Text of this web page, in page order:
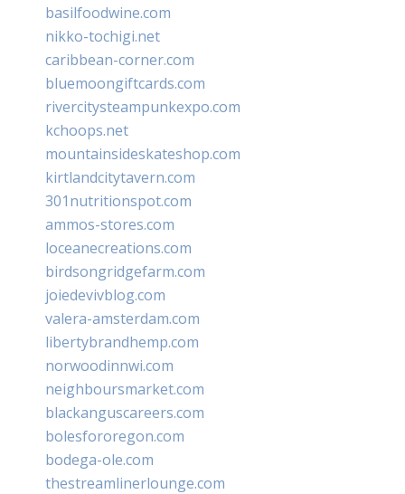
basilfoodwine.com
nikko-tochigi.net
caribbean-corner.com
bluemoongiftcards.com
rivercitysteampunkexpo.com
kchoops.net
mountainsideskateshop.com
kirtlandcitytavern.com
301nutritionspot.com
ammos-stores.com
loceanecreations.com
birdsongridgefarm.com
joiedevivblog.com
valera-amsterdam.com
libertybrandhemp.com
norwoodinnwi.com
neighboursmarket.com
blackanguscareers.com
bolesfororegon.com
bodega-ole.com
thestreamlinerlounge.com